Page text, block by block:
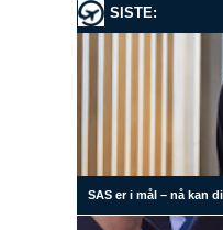
SISTE:
SAS er i mål – nå kan